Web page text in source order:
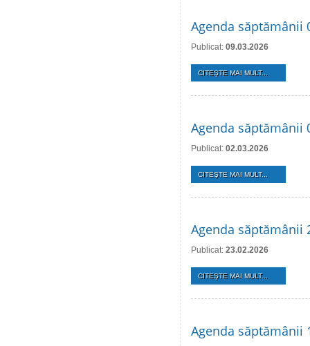
Agenda săptămânii
Publicat: 09.03.2026
CITEŞTE MAI MULT...
Agenda săptămânii
Publicat: 02.03.2026
CITEŞTE MAI MULT...
Agenda săptămânii
Publicat: 23.02.2026
CITEŞTE MAI MULT...
Agenda săptămânii